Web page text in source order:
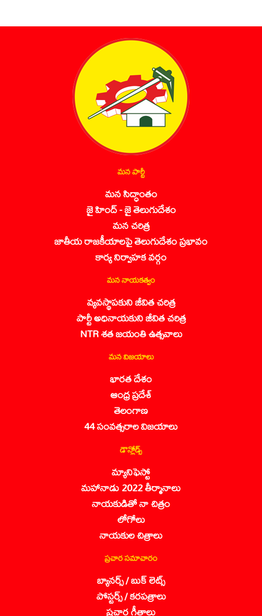
మన పార్టీ
మన సిద్ధాంతం
జై హింద్ - జై తెలుగుదేశం
మన చరిత్ర
జాతీయ రాజకీయాలపై తెలుగుదేశం ప్రభావం
కార్య నిర్వాహక వర్గం
మన నాయకత్వం
వ్యవస్థాపకుని జీవిత చరిత్ర
పార్టీ అధినాయకుని జీవిత చరిత్ర
NTR శత జయంతి ఉత్సవాలు
మన విజయాలు
భారత దేశం
ఆంధ్ర ప్రదేశ్
తెలంగాణ
44 సంవత్సరాల విజయాలు
డౌన్లోడ్స్
మ్యానిఫెస్టో
మహానాడు 2022 తీర్మానాలు
నాయకుడితో నా చిత్రం
లోగోలు
నాయకుల చిత్రాలు
ప్రచార సమాచారం
బ్యానర్స్ / బుక్ లెట్స్
పోస్టర్స్ / కరపత్రాలు
ప్రచార గీతాలు